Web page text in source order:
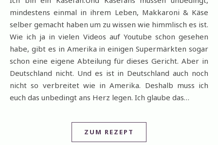
mindestens einmal in ihrem Leben, Makkaroni & Käse
selber gemacht haben um zu wissen wie himmlisch es ist.
Wie ich ja in vielen Videos auf Youtube schon gesehen
habe, gibt es in Amerika in einigen Supermärkten sogar
schon eine eigene Abteilung für dieses Gericht. Aber in
Deutschland nicht. Und es ist in Deutschland auch noch
nicht so verbreitet wie in Amerika. Deshalb muss ich
euch das unbedingt ans Herz legen. Ich glaube das…
ZUM REZEPT